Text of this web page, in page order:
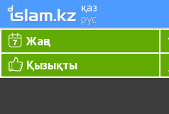
қаз
рус
Жаңа
Қызықты